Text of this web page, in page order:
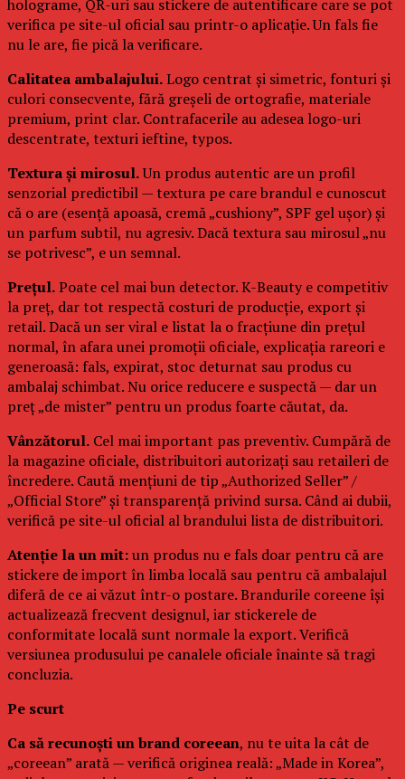
holograme, QR-uri sau stickere de autentificare care se pot
verifica pe site-ul oficial sau printr-o aplicație. Un fals fie
nu le are, fie pică la verificare.
Calitatea ambalajului.Logo centrat și simetric, fonturi și
culori consecvente, fără greșeli de ortografie, materiale
premium, print clar. Contrafacerile au adesea logo-uri
descentrate, texturi ieftine, typos.
Textura și mirosul.Un produs autentic are un profil
senzorial predictibil — textura pe care brandul e cunoscut
că o are (esență apoasă, cremă „cushiony”, SPF gel ușor) și
un parfum subtil, nu agresiv. Dacă textura sau mirosul „nu
se potrivesc”, e un semnal.
Prețul.Poate cel mai bun detector. K-Beauty e competitiv
la preț, dar tot respectă costuri de producție, export și
retail. Dacă un ser viral e listat la o fracțiune din prețul
normal, în afara unei promoții oficiale, explicația rareori e
generoasă: fals, expirat, stoc deturnat sau produs cu
ambalaj schimbat. Nu orice reducere e suspectă — dar un
preț „de mister” pentru un produs foarte căutat, da.
Vânzătorul. Cel mai important pas preventiv. Cumpără de
la magazine oficiale, distribuitori autorizați sau retaileri de
încredere. Caută mențiuni de tip „Authorized Seller” /
„Official Store” și transparență privind sursa. Când ai dubii,
verifică pe site-ul oficial al brandului lista de distribuitori.
Atenție la un mit:un produs nu e fals doar pentru că are
stickere de import în limba locală sau pentru că ambalajul
diferă de ce ai văzut într-o postare. Brandurile coreene își
actualizează frecvent designul, iar stickerele de
conformitate locală sunt normale la export. Verifică
versiunea produsului pe canalele oficiale înainte să tragi
concluzia.
Pe scurt
Ca să recunoști un brand coreean, nu te uita la cât de
„coreean” arată — verifică originea reală: „Made in Korea”,